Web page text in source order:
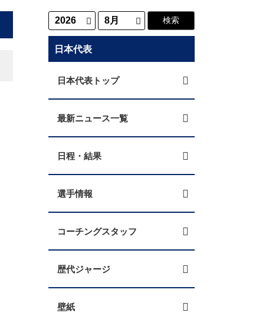
日本代表
日本代表トップ
最新ニュース一覧
日程・結果
選手情報
コーチングスタッフ
歴代ジャージ
壁紙